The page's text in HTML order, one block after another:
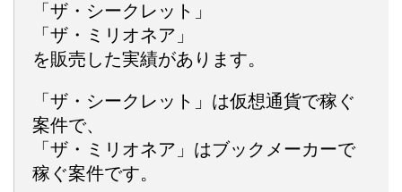
「ザ・シークレット」
「ザ・ミリオネア」
を販売した実績があります。
「ザ・シークレット」は仮想通貨で稼ぐ
案件で、
「ザ・ミリオネア」はブックメーカーで
稼ぐ案件です。